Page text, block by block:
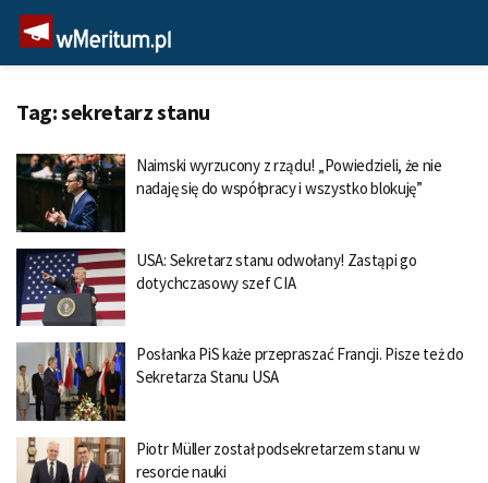
Tag:sekretarz stanu
Naimski wyrzucony z rządu! „Powiedzieli, że nie
nadaję się do współpracy i wszystko blokuję”
USA: Sekretarz stanu odwołany! Zastąpi go
dotychczasowy szef CIA
Posłanka PiS każe przepraszać Francji. Pisze też do
Sekretarza Stanu USA
Piotr Müller został podsekretarzem stanu w
resorcie nauki